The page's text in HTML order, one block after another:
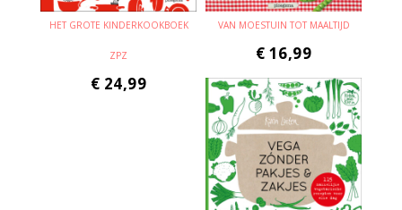
HET GROTE KINDERKOOKBOEK
ZPZ
€ 24,99
VAN MOESTUIN TOT MAALTIJD
€ 16,99